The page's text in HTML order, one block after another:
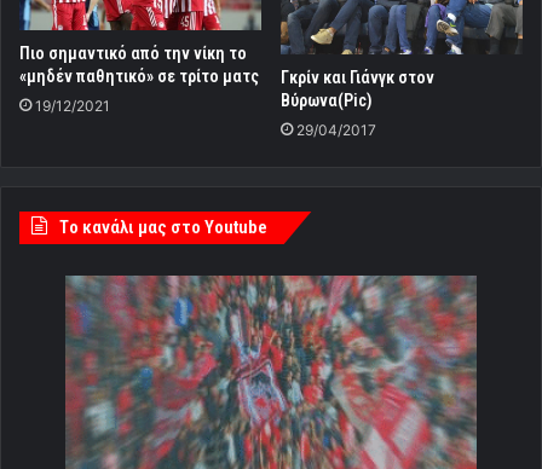
Πιο σημαντικό από την νίκη το
«μηδέν παθητικό» σε τρίτο ματς
19/12/2021
Γκρίν και Γιάνγκ στον
Βύρωνα(Pic)
29/04/2017
Tο κανάλι μας στο Youtube